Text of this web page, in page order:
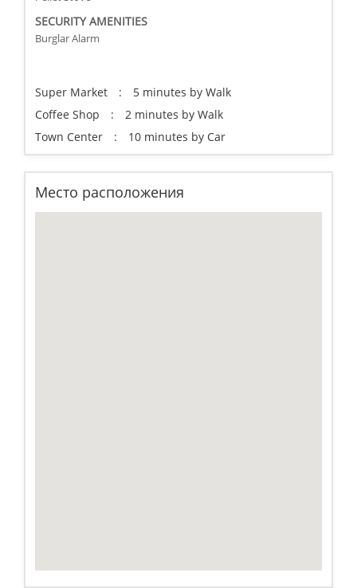
SECURITY AMENITIES
Burglar Alarm
Super Market :
5 minutes by Walk
Coffee Shop
:
2 minutes by Walk
Town Center
: 10 minutes by Car
Место расположения